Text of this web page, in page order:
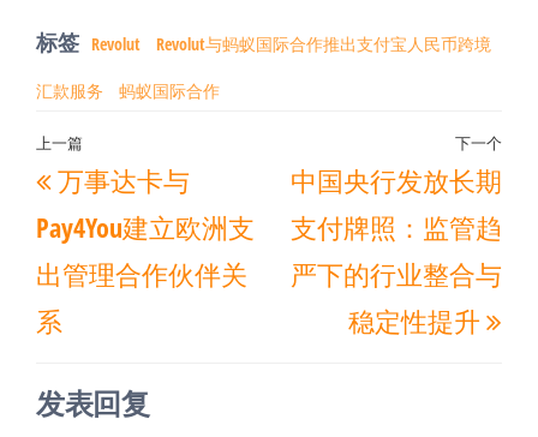
标签 Revolut Revolut与蚂蚁国际合作推出支付宝人民币跨境
汇款服务 蚂蚁国际合作
文
章
导
航
上
一
篇
文
章
上一篇
万事达卡与
Pay4You建立欧洲支
出管理合作伙伴关
系
下
下一个
中国央行发放长期
支付牌照：监管趋
严下的行业整合与
稳定性提升
发表回复